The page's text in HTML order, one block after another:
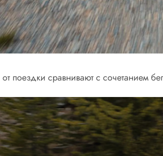
поездки сравнивают с сочетанием